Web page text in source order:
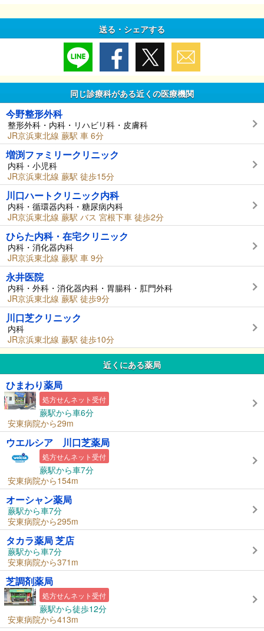
送る・シェアする
同じ診療科がある近くの医療機関
今野整形外科
整形外科・内科・リハビリ科・皮膚科
JR京浜東北線 蕨駅 車 6分
増渕ファミリークリニック
内科・小児科
JR京浜東北線 蕨駅 徒歩15分
川口ハートクリニック内科
内科・循環器内科・糖尿病内科
JR京浜東北線 蕨駅 バス 宮根下車 徒歩2分
ひらた内科・在宅クリニック
内科・消化器内科
JR京浜東北線 蕨駅 車 9分
永井医院
内科・外科・消化器内科・胃腸科・肛門外科
JR京浜東北線 蕨駅 徒歩9分
川口芝クリニック
内科
JR京浜東北線 蕨駅 徒歩10分
近くにある薬局
ひまわり薬局
処方せんネット受付
蕨駅から車6分
安東病院から29m
ウエルシア 川口芝薬局
処方せんネット受付
蕨駅から車7分
安東病院から154m
オーシャン薬局
蕨駅から車7分
安東病院から295m
タカラ薬局 芝店
蕨駅から車7分
安東病院から371m
芝調剤薬局
処方せんネット受付
蕨駅から徒歩12分
安東病院から413m